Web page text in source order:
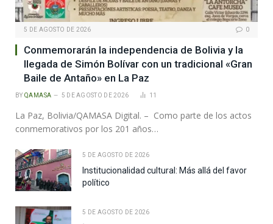
5 DE AGOSTO DE 2026 0
Conmemorarán la independencia de Bolivia y la
llegada de Simón Bolívar con un tradicional «Gran
Baile de Antaño» en La Paz
BY QAMASA 5 DE AGOSTO DE 2026 11
La Paz, Bolivia/QAMASA Digital. – Como parte de los actos
conmemorativos por los 201 años…
5 DE AGOSTO DE 2026
Institucionalidad cultural: Más allá del favor
político
5 DE AGOSTO DE 2026